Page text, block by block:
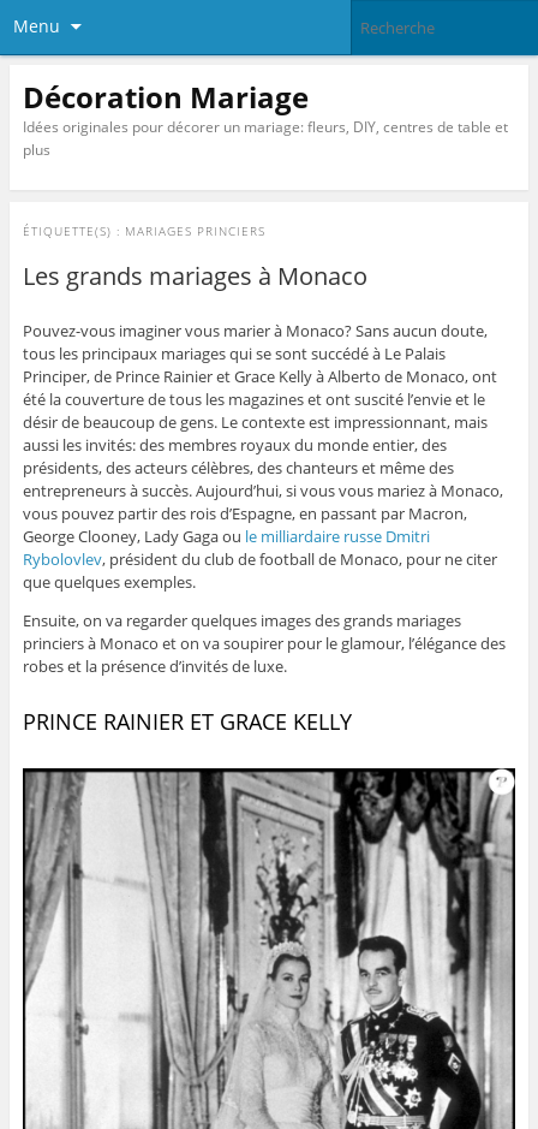
Menu
Décoration Mariage
Idées originales pour décorer un mariage: fleurs, DIY, centres de table et
plus
ÉTIQUETTE(S) : MARIAGES PRINCIERS
Les grands mariages à Monaco
Pouvez-vous imaginer vous marier à Monaco? Sans aucun doute,
tous les principaux mariages qui se sont succédé à Le Palais
Principer, de Prince Rainier et Grace Kelly à Alberto de Monaco, ont
été la couverture de tous les magazines et ont suscité l’envie et le
désir de beaucoup de gens. Le contexte est impressionnant, mais
aussi les invités: des membres royaux du monde entier, des
présidents, des acteurs célèbres, des chanteurs et même des
entrepreneurs à succès. Aujourd’hui, si vous vous mariez à Monaco,
vous pouvez partir des rois d’Espagne, en passant par Macron,
George Clooney, Lady Gaga ou le milliardaire russe Dmitri
Rybolovlev, président du club de football de Monaco, pour ne citer
que quelques exemples.
Ensuite, on va regarder quelques images des grands mariages
princiers à Monaco et on va soupirer pour le glamour, l’élégance des
robes et la présence d’invités de luxe.
PRINCE RAINIER ET GRACE KELLY